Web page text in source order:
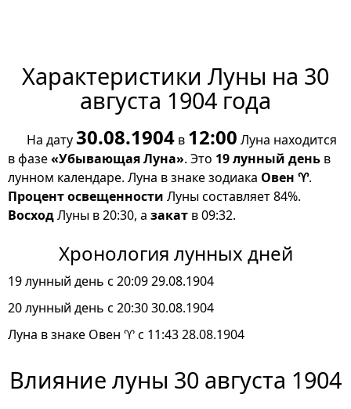
Характеристики Луны на 30
августа 1904 года
На дату30.08.1904 в 12:00 Луна находится
в фазе«Убывающая Луна». Это 19 лунный день в
лунном календаре. Луна в знаке зодиака Овен ♈.
Процент освещенности Луны составляет 84%.
ВосходЛуны в 20:30, а закат в 09:32.
Хронология лунных дней
19 лунный день с 20:09 29.08.1904
20 лунный день с 20:30 30.08.1904
Луна в знаке Овен ♈ с 11:43 28.08.1904
Влияние луны 30 августа 1904